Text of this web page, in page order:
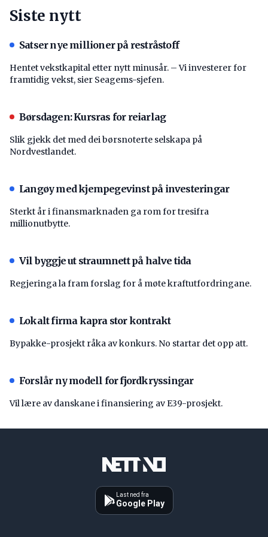
Siste nytt
Satser nye millioner på restråstoff
Hentet vekstkapital etter nytt minusår. – Vi investerer for
framtidig vekst, sier Seagems-sjefen.
Børsdagen: Kursras for reiarlag
Slik gjekk det med dei børsnoterte selskapa på
Nordvestlandet.
Langøy med kjempegevinst på investeringar
Sterkt år i finansmarknaden ga rom for tresifra
millionutbytte.
Vil byggje ut straumnett på halve tida
Regjeringa la fram forslag for å møte kraftutfordringane.
Lokalt firma kapra stor kontrakt
Bypakke-prosjekt råka av konkurs. No startar det opp att.
Forslår ny modell for fjordkryssingar
Vil lære av danskane i finansiering av E39-prosjekt.
Last ned fra
Google Play